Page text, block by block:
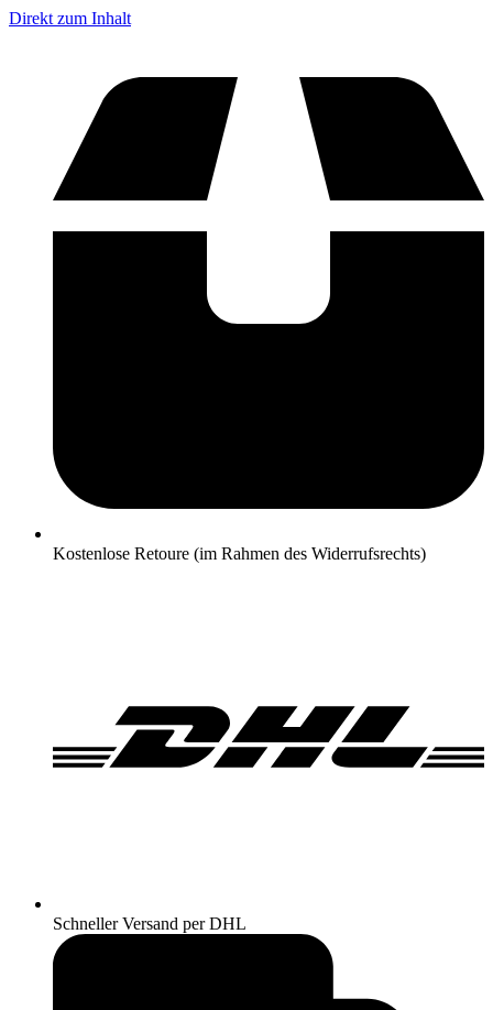
Direkt zum Inhalt
Kostenlose Retoure (im Rahmen des Widerrufsrechts)
Schneller Versand per DHL